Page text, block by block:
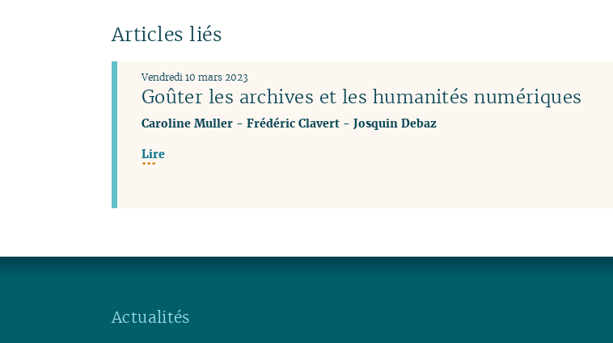
Articles liés
Goûter les archives et les humanités numériques
Vendredi 10 mars 2023
Caroline Muller- Frédéric Clavert- Josquin Debaz
Lire
Actualités